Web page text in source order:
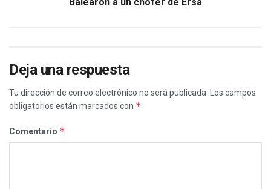
Deja una respuesta
Tu dirección de correo electrónico no será publicada.
Los campos
obligatorios están marcados con *
Comentario *